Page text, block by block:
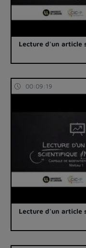
Lecture d'un article
00:09:19
Lecture d'un article